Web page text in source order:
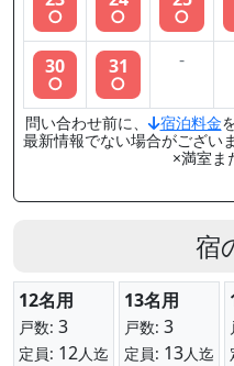
○ ○ ○
30
○
31
○
-
問い合わせ前に、 宿泊料金
最新情報でない場合がござい
×満室ま
宿
12名用
戸数: 3
定員: 12人迄
13名用
戸数: 3
定員: 13人迄